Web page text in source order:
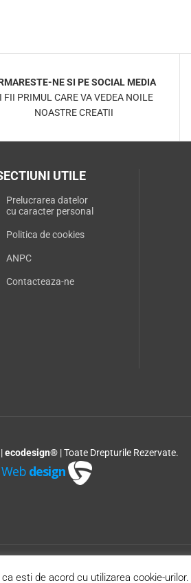
NE SI PE SOCIAL MEDIA
FII PRIMUL CARE VA VEDEA NOILE
NOASTRE CREATII
UTILE
Prelucrarea datelor
cu caracter personal
Politica de cookies
ANPC
Contacteaza-ne
ecodesign® | Toate Drepturile Rezervate.
Web design
esti de acord cu utilizarea cookie-urilor.